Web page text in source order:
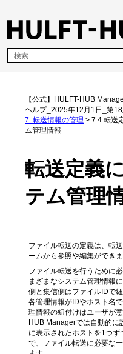
メイン コ
【公式】HULFT-HUB
ヘルプ_2025年12月1日_第
7. 転送情報の管理 >7.4 転送
ム管理情報
転送定義
テム管理
ファイル転送の定義は、転
ームから参照や編集ができま
ファイル転送を行うために
まざまなシステム管理情報
側と集信側はファイルIDで
各管理情報がIDやホスト名
理情報の紐付けはユーザが
HUB Managerでは自動的に
に表示されたホストを1つ
で、ファイル転送に必要な